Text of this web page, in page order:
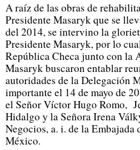
A raíz de las obras de
Presidente Masaryk que se
del 2014, se intervino la
Presidente Masaryk, por lo
República Checa junto con la
Masaryk buscaron entablar
autoridades de la Delegación
importante el 14 de mayo de
el Señor Víctor Hugo Romo,
Hidalgo y la Señora Irena
Negocios, a. i. de la Embajada
México.